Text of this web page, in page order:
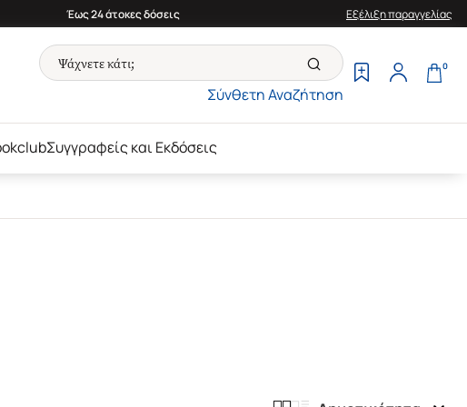
Έως 24 άτοκες δόσεις Εξέλιξη παραγγελίας
Σύνθετη Αναζήτηση
0
Συγγραφείς και Εκδόσεις